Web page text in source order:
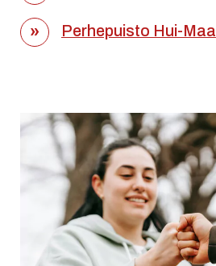
Perhepuisto Hui-Maa